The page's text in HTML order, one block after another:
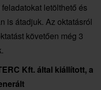
letölthető és
is átadjuk. Az oktatásról
követően még 3
Kft. által kiállított, a